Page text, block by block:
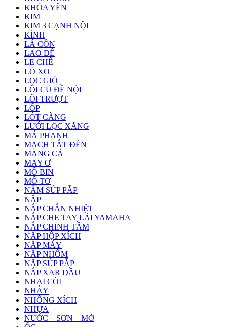
KHÓA YÊN
KIM
KIM 3 CẠNH NỘI
KÍNH
LÁ CÔN
LAO ĐỀ
LE CHẾ
LÒ XO
LỌC GIÓ
LÕI CỦ ĐỀ NỘI
LÕI TRƯỢT
LỐP
LÓT CÀNG
LƯỚI LỌC XĂNG
MÁ PHANH
MẠCH TẮT ĐÈN
MANG CÁ
MAY Ơ
MÔ BIN
MÔ TƠ
NẤM SÚP PẮP
NẮP
NẮP CHẮN NHIỆT
NẮP CHE TAY LÁI YAMAHA
NẮP CHỈNH TẦM
NẮP HỘP XÍCH
NẮP MÁY
NẮP NHÔM
NẮP SÚP PẮP
NẮP XAR DẦU
NHẠI CÒI
NHÁY
NHÔNG XÍCH
NHỰA
NƯỚC – SƠN – MỠ